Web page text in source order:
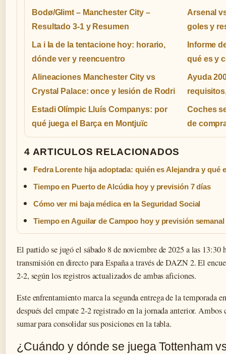
Bodø/Glimt – Manchester City –
Resultado 3-1 y Resumen
Arsenal
goles y
La i la de la tentacione hoy: horario,
dónde ver y reencuentro
Informe
qué es y
Alineaciones Manchester City vs
Crystal Palace: once y lesión de Rodri
Ayuda
Estadi Olímpic Lluís Companys: por
qué juega el Barça en Montjuïc
Coches
de
4 ARTICULOS RELACIONADOS
Fedra Lorente hija adoptada: quién es Alejandra y qué
Tiempo en Puerto de Alcúdia hoy y previsión 7 días
Cómo ver mi baja médica en la Seguridad Social
Tiempo en Aguilar de Campoo hoy y previsión semanal
El partido se jugó el sábado 8 de noviembre de 2025 a las 13:30
transmisión en directo para España a través de DAZN 2. El
2-2, según los registros actualizados de ambas aficiones.
Este enfrentamiento marca la segunda entrega de la temporada
después del empate 2-2 registrado en la jornada anterior. Ambos
sumar para consolidar sus posiciones en la tabla.
¿Cuándo y dónde se juega Tottenham